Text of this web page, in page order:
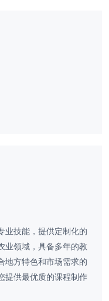
技能，提供定制化的
领域，具备多年的教
方特色和市场需求的
提供最优质的课程制作